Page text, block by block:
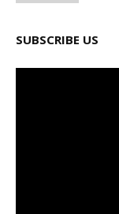
SUBSCRIBE US